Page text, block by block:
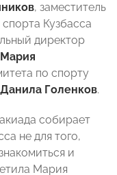
, заместитель
Кузбасса
директор
Мария
по спорту
Данила Голенков.
собирает
не для того,
и
Мария